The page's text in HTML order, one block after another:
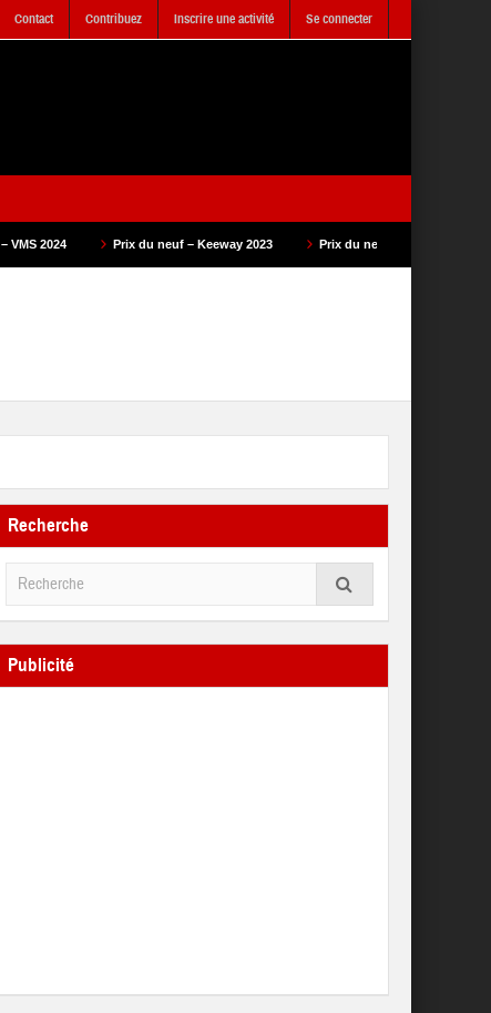
Contact Contribuez Inscrire une activité Se connecter
Prix du neuf – Keeway 2023 Prix du neuf – SAM Cycle 2023
Recherche
Publicité